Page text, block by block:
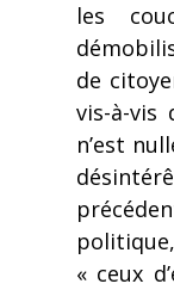
les
de
vis-à-vis
n’est
« ceux